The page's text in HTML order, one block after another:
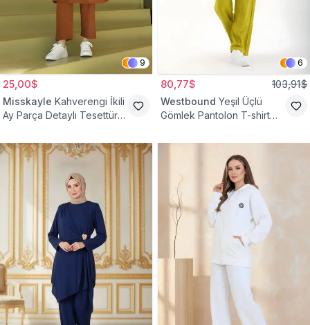
9
25,00$
Misskayle Kahverengi İkili
Ay Parça Detaylı Tesettür
6
80,77$ 103,91$
Westbound Yeşil Üçlü
Gömlek Pantolon T-shirt